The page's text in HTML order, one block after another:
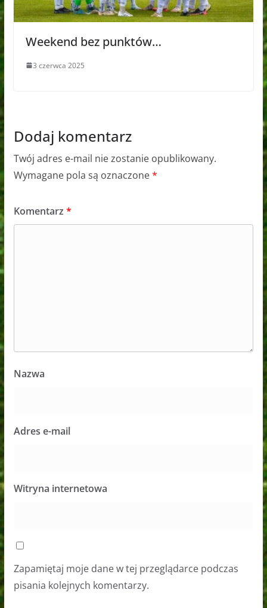
Weekend bez punktów…
3 czerwca 2025
Dodaj komentarz
Twój adres e-mail nie zostanie opublikowany.
Wymagane pola są oznaczone*
Komentarz *
Nazwa
Adres e-mail
Witryna internetowa
Zapamiętaj moje dane w tej przeglądarce podczas
pisania kolejnych komentarzy.